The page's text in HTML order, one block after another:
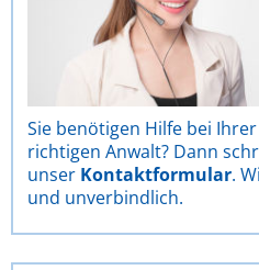
Sie benötigen Hilfe bei
richtigen Anwalt? Dann
unser Kontaktformular.
und unverbindlich.